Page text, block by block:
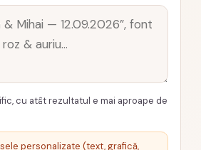
cu atât rezultatul e mai aproape de
personalizate (text, grafică,